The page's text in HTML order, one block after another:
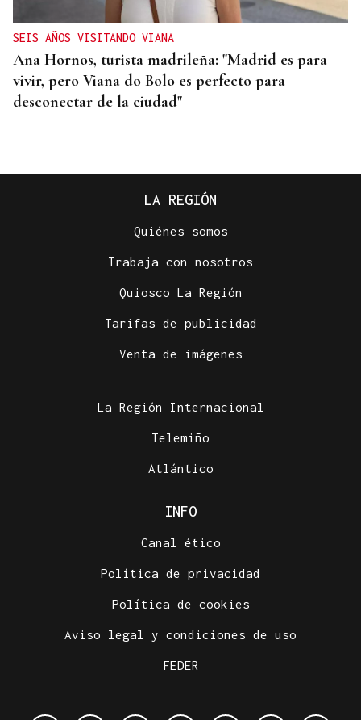
SEIS AÑOS VISITANDO VIANA
Ana Hornos, turista madrileña: "Madrid es para
vivir, pero Viana do Bolo es perfecto para
desconectar de la ciudad"
Un accidente en la N-525 a su paso por Vilardevós
LA REGIÓN
Quiénes somos
Trabaja con nosotros
Quiosco La Región
Tarifas de publicidad
Venta de imágenes
La Región Internacional
Telemiño
Atlántico
INFO
Canal ético
Política de privacidad
Política de cookies
Aviso legal y condiciones de uso
FEDER